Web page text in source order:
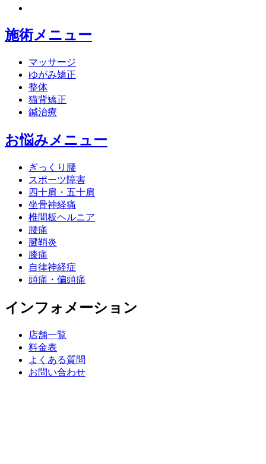
施術メニュー
マッサージ
ゆがみ矯正
整体
猫背矯正
鍼治療
お悩みメニュー
ぎっくり腰
スポーツ障害
四十肩・五十肩
坐骨神経痛
椎間板ヘルニア
腰痛
腱鞘炎
膝痛
自律神経症
頭痛・偏頭痛
インフォメーション
店舗一覧
料金表
よくある質問
お問い合わせ